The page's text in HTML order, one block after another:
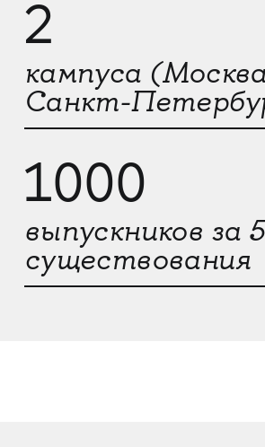
2
кампуса
Санкт-
1000
выпускников за
существования